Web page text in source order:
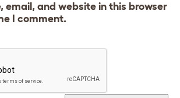
email, and website in this browser
I comment.